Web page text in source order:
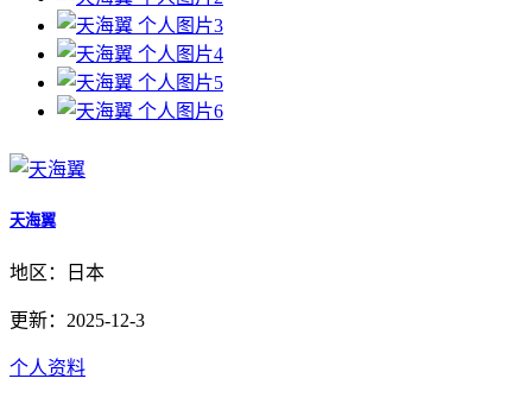
天海翼
地区：日本
更新：2025-12-3
个人资料